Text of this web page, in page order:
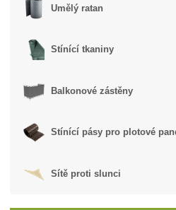
Umělý ratan
Stínící tkaniny
Balkonové zástěny
Stínící pásy pro plotové
Sítě proti slunci